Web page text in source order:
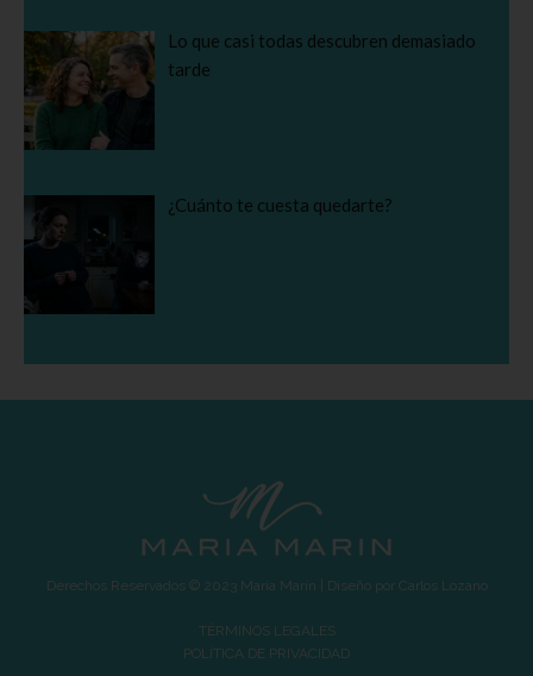
Lo que casi todas descubren demasiado
tarde
¿Cuánto te cuesta quedarte?
Derechos Reservados © 2023 María Marín | Diseño por Carlos Lozano
TÉRMINOS LEGALES
POLÍTICA DE PRIVACIDAD